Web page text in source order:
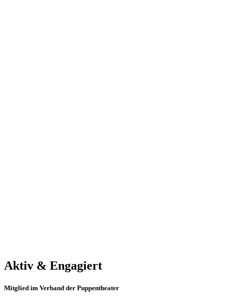
Aktiv & Engagiert
Mitglied im Verband der Puppentheater